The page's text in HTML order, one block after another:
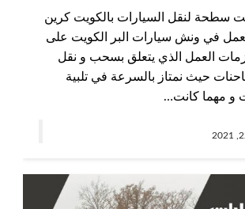
سطحة لنقل السيارات بالكويت كرين
في ونش سيارات البر الكويت على
العمل الذي يتعلق بسحب و نقل
حيث نمتاز بالسرعة في تلبية
و مهما كانت…